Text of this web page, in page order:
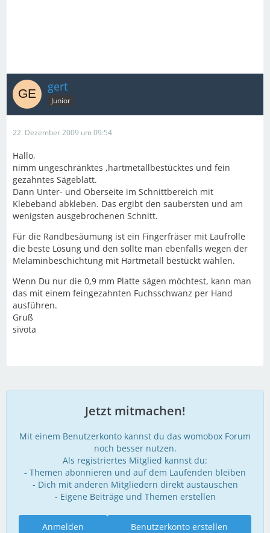
gert
Junior
22. Dezember 2009 um 09:54
Hallo,
nimm ungeschränktes ,hartmetallbestücktes und fein
gezahntes Sägeblatt.
Dann Unter- und Oberseite im Schnittbereich mit
Klebeband abkleben. Das ergibt den saubersten und am
wenigsten ausgebrochenen Schnitt.
Für die Randbesäumung ist ein Fingerfräser mit Laufrolle
die beste Lösung und den sollte man ebenfalls wegen der
Melaminbeschichtung mit Hartmetall bestückt wählen.
Wenn Du nur die 0,9 mm Platte sägen möchtest, kann man
das mit einem feingezahnten Fuchsschwanz per Hand
ausführen.
Gruß
sivota
Jetzt mitmachen!
Mit einem Benutzerkonto kannst du das womobox Forum
noch besser nutzen.
Als registriertes Mitglied kannst du:
- Themen abonnieren und auf dem Laufenden bleiben
- Dich mit anderen Mitgliedern direkt austauschen
- Eigene Beiträge und Themen erstellen
Benutzerkonto erstellen
Anmelden